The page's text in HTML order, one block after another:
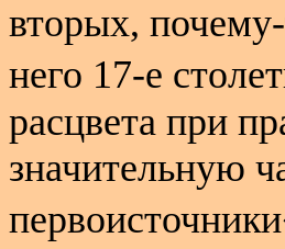
вторых,
него 17-е
расцвета при
значительную